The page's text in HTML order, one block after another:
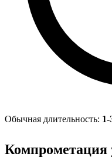
Обычная длительность: 1-
Компрометация